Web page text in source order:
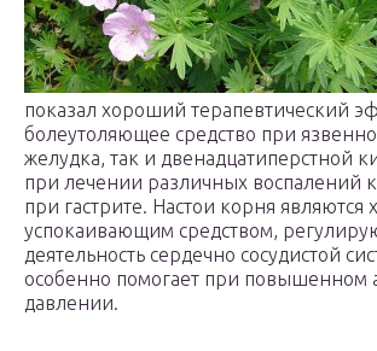
показал хороший терапевтический
болеутоляющее средство при
желудка, так и двенадцатиперстной
при лечении различных воспалений
при гастрите. Настои корня
успокаивающим средством,
деятельность сердечно сосудистой
особенно помогает при повышенном
давлении.